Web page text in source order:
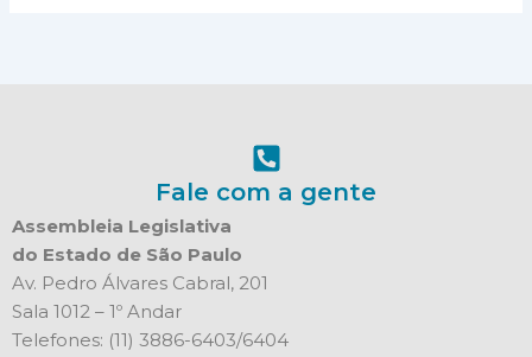
Fale com a gente
Assembleia Legislativa
do Estado de São Paulo
Av. Pedro Álvares Cabral, 201
Sala 1012 – 1º Andar
Telefones: (11) 3886-6403/6404